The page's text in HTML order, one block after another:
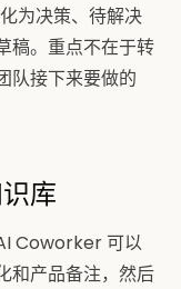
为决策、待解决
稿。重点不在于转
队接下来要做的
库
Coworker 可以
和产品备注，然后